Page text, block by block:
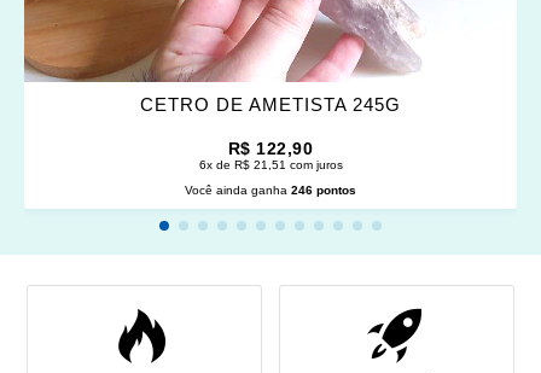
CETRO DE AMETISTA 245G
R$ 122,90
6x de R$ 21,51 com juros
Você ainda ganha 246 pontos